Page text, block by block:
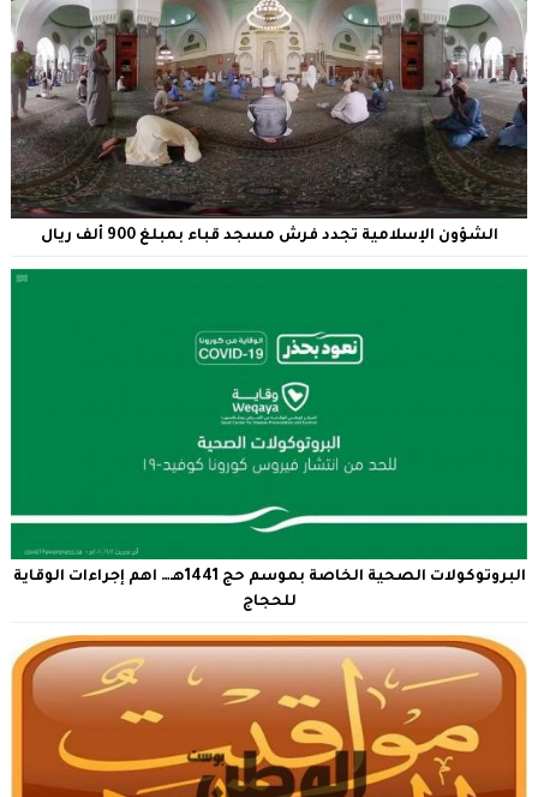
الشؤون الإسلامية تجدد فرش مسجد قباء بمبلغ 900 ألف ريال
البروتوكولات الصحية الخاصة بموسم حج 1441هـ… اهم إجراءات الوقاية
للحجاج